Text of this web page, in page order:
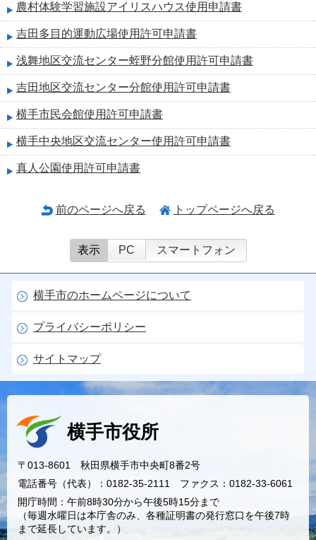
農村体験学習施設アイリスハウス使用申請書
吉田多目的運動広場使用許可申請書
浅舞地区交流センター蛭野分館使用許可申請書
吉田地区交流センター分館使用許可申請書
横手市民会館使用許可申請書
横手中央地区交流センター使用許可申請書
真人公園使用許可申請書
前のページへ戻る トップページへ戻る
表示 PC スマートフォン
横手市のホームページについて
プライバシーポリシー
サイトマップ
横手市役所
〒013-8601 秋田県横手市中央町8番2号
電話番号（代表）：0182-35-2111 ファクス：0182-33-6061
開庁時間：午前8時30分から午後5時15分まで
（毎週水曜日は本庁舎のみ、各種証明書の発行窓口を午後7時
まで延長しています。）